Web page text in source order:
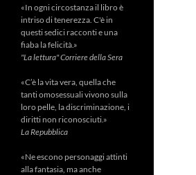
«In ogni circostanza il libro è
intriso di tenerezza. C'è in
questi sedici racconti e una
fiaba la felicità.»
"La lettura" Corriere della Sera
«C’è la vita vera, quella che
tanti omosessuali vivono sulla
loro pelle, la discriminazione, i
diritti non riconosciuti.»
La Repubblica
«Ne escono personaggi attinti
alla fantasia, ma anche